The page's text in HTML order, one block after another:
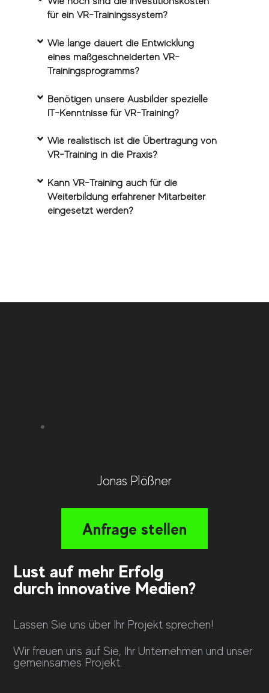
für ein VR-Trainingssystem?
Wie lange dauert die Entwicklung
eines maßgeschneiderten VR-
Trainingsprogramms?
Benötigen unsere Ausbilder spezielle
IT-Kenntnisse für VR-Training?
Wie realistisch ist die Übertragung von
VR-Training in die Praxis?
Kann VR-Training auch für die
Weiterbildung erfahrener Mitarbeiter
eingesetzt werden?
Lust auf mehr Erfolg
durch innovative Medien?
Lassen Sie uns über Ihr Projekt sprechen!
Wir freuen uns auf Sie, Ihr Unternehmen und unser
gemeinsames Projekt.
Jonas Plößner
Anfrage stellen